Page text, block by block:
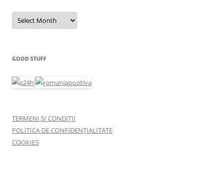
Arhivă
GOOD STUFF
TERMENI ȘI CONDIȚII
POLITICA DE CONFIDENȚIALITATE
COOKIES